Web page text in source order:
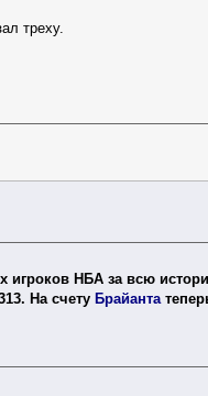
треху.
игроков НБА за всю
На счету Брайанта